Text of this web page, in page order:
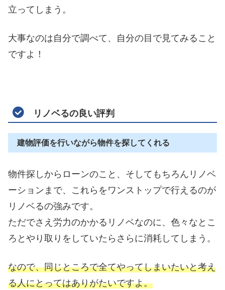
立ってしまう。
大事なのは自分で調べて、自分の目で見てみること
ですよ！
リノベるの良い評判
建物評価を行いながら物件を探してくれる
物件探しからローンのこと、そしてもちろんリノベ
ーションまで、これらをワンストップで行えるのが
リノベるの強みです。
ただでさえ労力のかかるリノベなのに、色々なとこ
ろとやり取りをしていたらさらに消耗してしまう。
なので、同じところで全てやってしまいたいと考え
る人にとってはありがたいですよ。